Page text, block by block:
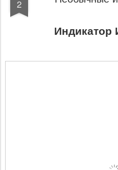
2
Индикатор